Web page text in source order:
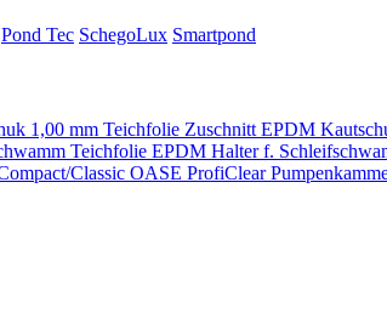
Pond Tec SchegoLux Smartpond
Teichfolie Zuschnitt EPDM
Teichfolie EPDM Halter f.
OASE ProfiClear